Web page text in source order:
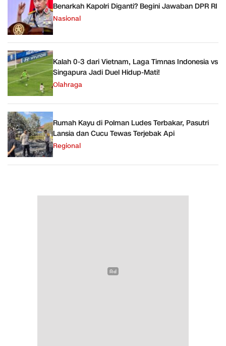
Benarkah Kapolri Diganti? Begini Jawaban DPR RI
Nasional
Kalah 0-3 dari Vietnam, Laga Timnas Indonesia vs
Singapura Jadi Duel Hidup-Mati!
Olahraga
Rumah Kayu di Polman Ludes Terbakar, Pasutri
Lansia dan Cucu Tewas Terjebak Api
Regional